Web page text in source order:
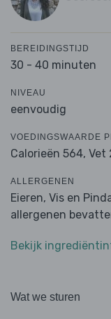
BEREIDINGSTIJD
30 - 40 minuten
NIVEAU
eenvoudig
VOEDINGSWAARDE
Calorieën 564, Vet
ALLERGENEN
Eieren, Vis en
allergenen
Bekijk
Wat we sturen